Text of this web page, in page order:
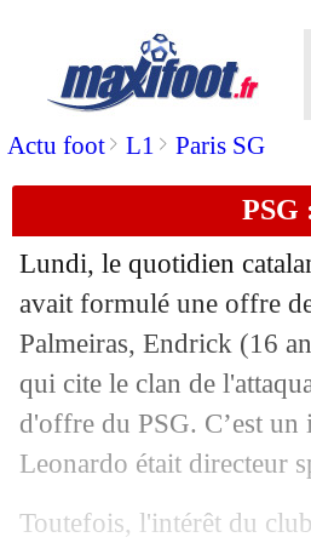
Actu foot> L1 > Paris SG
PSG
Lundi, le quotidien
avait formulé une offre
Palmeiras, Endrick (16
qui cite le clan de
d'offre du PSG. C’est
Leonardo était directeur
Toutefois, l'intérêt du
: Pastore
25/10 Divers: Mangala
25/10 OM: le groupe
25/10 LdC (U19) :
25/10 Aston Villa: les
25/10 LdC : le
EdF: la bonne